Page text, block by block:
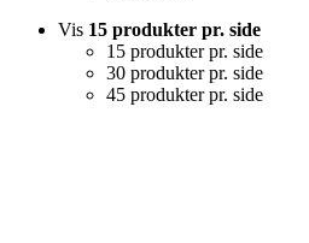
Vis 15 produkter pr. side
15 produkter pr. side
30 produkter pr. side
45 produkter pr. side